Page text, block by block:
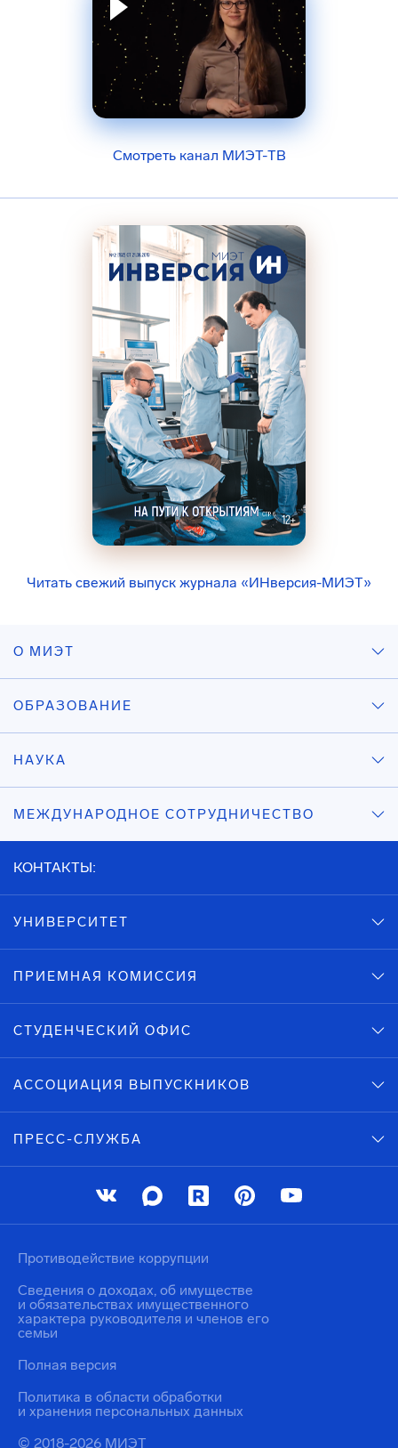
Смотреть канал МИЭТ-ТВ
Читать свежий выпуск журнала «ИНверсия-МИЭТ»
О МИЭТ
ОБРАЗОВАНИЕ
НАУКА
МЕЖДУНАРОДНОЕ СОТРУДНИЧЕСТВО
КОНТАКТЫ:
УНИВЕРСИТЕТ
ПРИЕМНАЯ КОМИССИЯ
СТУДЕНЧЕСКИЙ ОФИС
АССОЦИАЦИЯ ВЫПУСКНИКОВ
ПРЕСС-СЛУЖБА
© 2018-2026 МИЭТ
Политика в области обработки
и хранения персональных данных
Противодействие коррупции
Сведения о доходах, об имуществе
и обязательствах имущественного
характера руководителя и членов его
семьи
Полная версия